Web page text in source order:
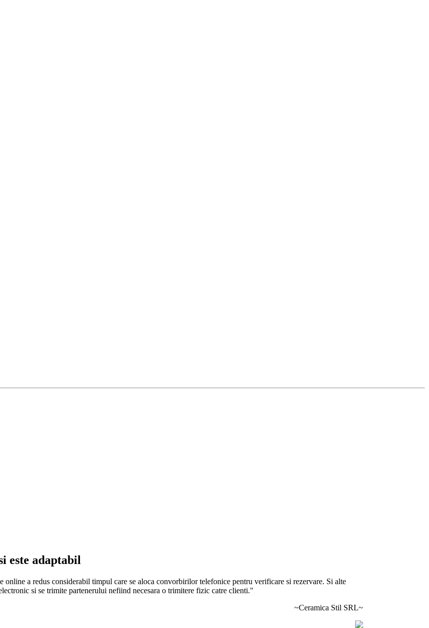
este adaptabil
online a redus considerabil timpul care se aloca convorbirilor telefonice pentru verificare si rezervare. Si alte
si se trimite partenerului nefiind necesara o trimitere fizic catre clienti."
~Ceramica Stil SRL~